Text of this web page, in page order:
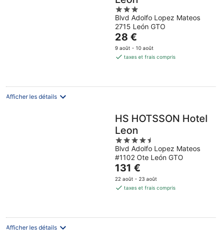
3
out
of
5
Blvd Adolfo Lopez Mateos
2715 León GTO
Le
prix
est
par
28 €
9 août - 10 août
taxes et frais compris
Afficher les détails
HS HOTSSON Hotel
Leon
4.5
out
of
5
Blvd Adolfo Lopez Mateos
#1102 Ote León GTO
Le
prix
est
par
131 €
22 août - 23 août
taxes et frais compris
Afficher les détails